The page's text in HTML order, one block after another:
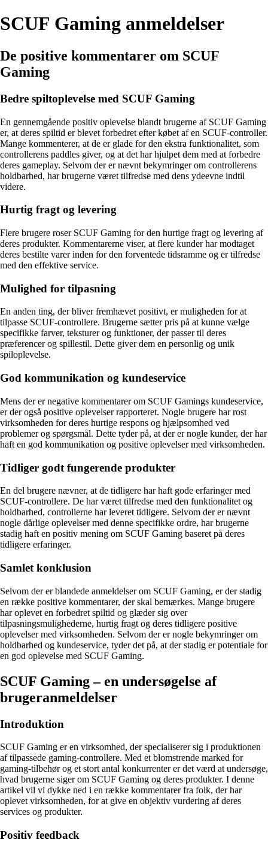
SCUF Gaming anmeldelser
De positive kommentarer om SCUF
Gaming
Bedre spiltoplevelse med SCUF Gaming
En gennemgående positiv oplevelse blandt brugerne af SCUF Gaming
er, at deres spiltid er blevet forbedret efter købet af en SCUF-controller.
Mange kommenterer, at de er glade for den ekstra funktionalitet, som
controllerens paddles giver, og at det har hjulpet dem med at forbedre
deres gameplay. Selvom der er nævnt bekymringer om controllerens
holdbarhed, har brugerne været tilfredse med dens ydeevne indtil
videre.
Hurtig fragt og levering
Flere brugere roser SCUF Gaming for den hurtige fragt og levering af
deres produkter. Kommentarerne viser, at flere kunder har modtaget
deres bestilte varer inden for den forventede tidsramme og er tilfredse
med den effektive service.
Mulighed for tilpasning
En anden ting, der bliver fremhævet positivt, er muligheden for at
tilpasse SCUF-controllere. Brugerne sætter pris på at kunne vælge
specifikke farver, teksturer og funktioner, der passer til deres
præferencer og spillestil. Dette giver dem en personlig og unik
spiloplevelse.
God kommunikation og kundeservice
Mens der er negative kommentarer om SCUF Gamings kundeservice,
er der også positive oplevelser rapporteret. Nogle brugere har rost
virksomheden for deres hurtige respons og hjælpsomhed ved
problemer og spørgsmål. Dette tyder på, at der er nogle kunder, der har
haft en god kommunikation og positive oplevelser med virksomheden.
Tidliger godt fungerende produkter
En del brugere nævner, at de tidligere har haft gode erfaringer med
SCUF-controllere. De har været tilfredse med den funktionalitet og
holdbarhed, controllerne har leveret tidligere. Selvom der er nævnt
nogle dårlige oplevelser med denne specifikke ordre, har brugerne
stadig haft en positiv mening om SCUF Gaming baseret på deres
tidligere erfaringer.
Samlet konklusion
Selvom der er blandede anmeldelser om SCUF Gaming, er der stadig
en række positive kommentarer, der skal bemærkes. Mange brugere
har oplevet en forbedret spiltid og glæder sig over
tilpasningsmulighederne, hurtig fragt og deres tidligere positive
oplevelser med virksomheden. Selvom der er nogle bekymringer om
holdbarhed og kundeservice, tyder det på, at der stadig er potentiale for
en god oplevelse med SCUF Gaming.
SCUF Gaming – en undersøgelse af
brugeranmeldelser
Introduktion
SCUF Gaming er en virksomhed, der specialiserer sig i produktionen
af tilpassede gaming-controllere. Med et blomstrende marked for
gaming-tilbehør og et stort antal konkurrenter er det værd at undersøge,
hvad brugerne siger om SCUF Gaming og deres produkter. I denne
artikel vil vi dykke ned i en række kommentarer fra folk, der har
oplevet virksomheden, for at give en objektiv vurdering af deres
services og produkter.
Positiv feedback